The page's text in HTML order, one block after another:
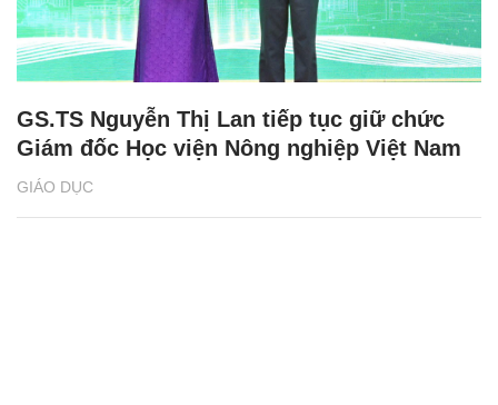
GIÁO DỤC
GS.TS Nguyễn Thị Lan tiếp tục giữ chức
Giám đốc Học viện Nông nghiệp Việt Nam